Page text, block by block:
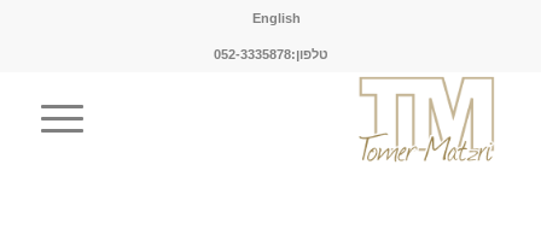
English
טלפון:052-3335878